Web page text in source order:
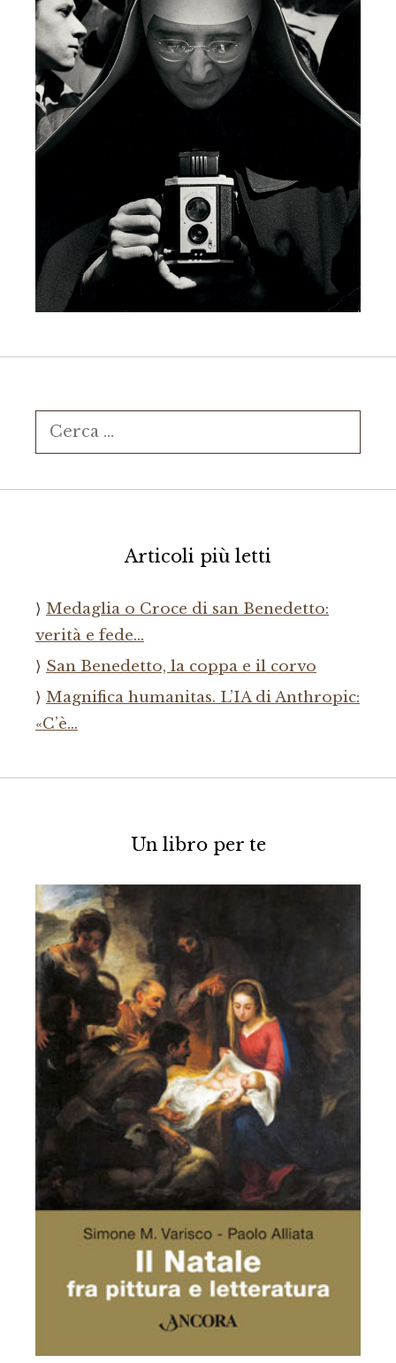
Ricerca
per:
Articoli più letti
Medaglia o Croce di san Benedetto:
verità e fede…
San Benedetto, la coppa e il corvo
Magnifica humanitas. L’IA di Anthropic:
«C’è…
Un libro per te